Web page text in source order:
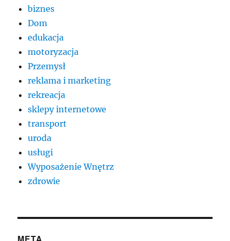
biznes
Dom
edukacja
motoryzacja
Przemysł
reklama i marketing
rekreacja
sklepy internetowe
transport
uroda
usługi
Wyposażenie Wnętrz
zdrowie
META